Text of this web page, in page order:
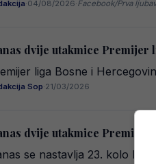
·04/08/2026·Facebook/Prva
dvije utakmice Premijer
liga Bosne i
Sop·21/03/2026
dvije utakmice
se nastavlja 23. kolo